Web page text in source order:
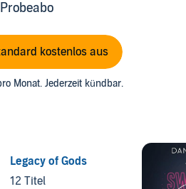
Probeabo
kostenlos aus
Monat. Jederzeit kündbar.
Legacy of Gods
12 Titel